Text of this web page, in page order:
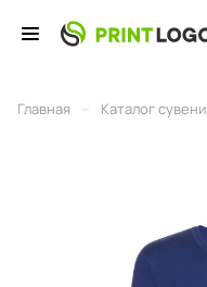
Главная Каталог